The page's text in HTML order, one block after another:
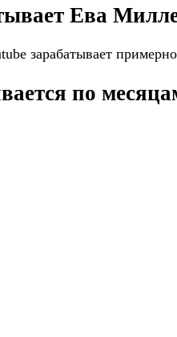
Ева
зарабатывает
по